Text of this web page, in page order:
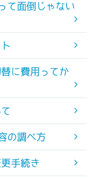
て面倒じゃない
に費用ってか
の調べ方
手続き